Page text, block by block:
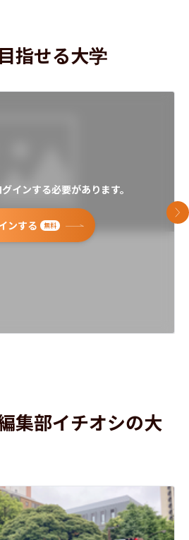
指せる大学
インする必要があります。
ンする 無料
次
集部イチオシの大